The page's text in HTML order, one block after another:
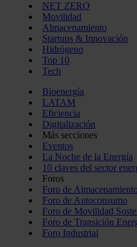
NET ZERO
Movilidad
Almacenamiento
Startups & Innovación
Hidrógeno
Top 10
Tech
Bioenergía
LATAM
Eficiencia
Digitalización
Más secciones
Eventos
La Noche de la Energía
10 claves del sector
Foros
Foro de Almacenamiento
Foro de Autoconsumo
Foro de Movilidad
Foro de Transición
Foro Industrial